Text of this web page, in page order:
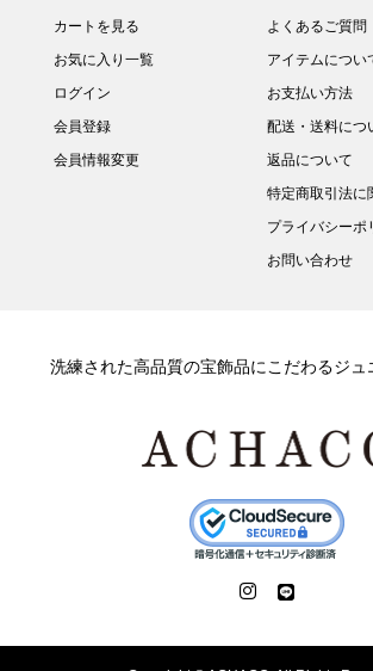
カートを見る
お気に入り一覧
ログイン
会員登録
会員情報変更
よくあるご質問
アイテムについ
お支払い方法
配送・送料につ
返品について
特定商取引法に
プライバシーポ
お問い合わせ
洗練された高品質の宝飾品にこだわるジュ